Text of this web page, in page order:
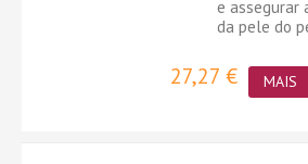
e assegurar
da pele do
27,27 € MAIS